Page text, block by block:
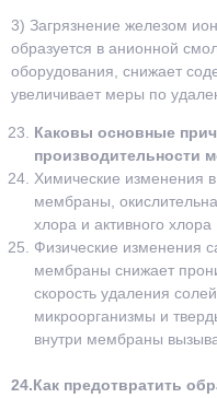
3) Загрязнение железом
образуется в анионной
оборудования, снижает
увеличивает меры по
Каковы основные
производительности
Химические изменения
мембраны,
хлора и активного хлора
Физические изменения
мембраны снижает
скорость удаления
микроорганизмы и
внутри мембраны
24.Как предотвратить